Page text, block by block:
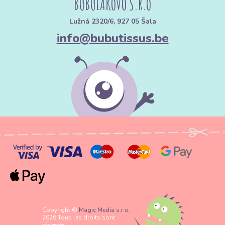
Jupes type "Dolly" et "Tutu" :La superposition est la clé du
succès. Associez le tulle à nossatins assortis
rendu professionnel et harmonieux.
Le tulle apporte un volume généreux sans
alourdir la silhouette.
👧 Enfants & Imaginaire
Déguisements de princesse et de fée :Quelques mètres de
tulle et un élastique à la taille suffisent pour créer de la magie
dans les yeux des enfants, même sans machine à coudre.
Accessoires de coiffure :
décoratives.
Tables de fête : Chemins de table en tulle ou nœuds décoratifs
BUBULÁKOVO S.R.O
Lužná 2320/6, 927 05 Šala
info@bubutissus.be
Copyright © Magic Media s.r.o.
2026 Tous les droits sont